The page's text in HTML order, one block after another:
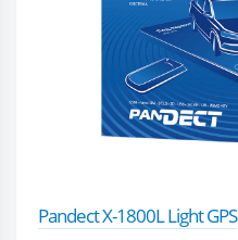
Pandect X-1800L Light GPS